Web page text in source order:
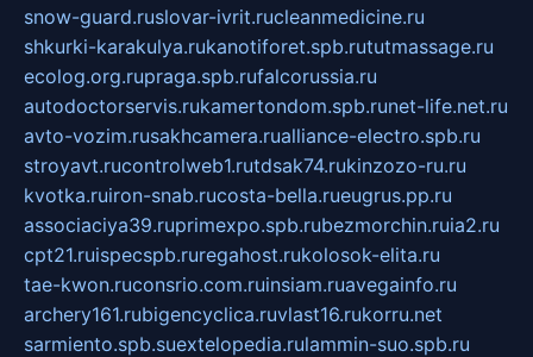
snow-guard.ruslovar-ivrit.rucleanmedicine.ru
shkurki-karakulya.rukanotiforet.spb.rututmassage.ru
ecolog.org.rupraga.spb.rufalcorussia.ru
autodoctorservis.rukamertondom.spb.runet-life.net.ru
avto-vozim.rusakhcamera.rualliance-electro.spb.ru
stroyavt.rucontrolweb1.rutdsak74.rukinzozo-ru.ru
kvotka.ruiron-snab.rucosta-bella.rueugrus.pp.ru
associaciya39.ruprimexpo.spb.rubezmorchin.ruia2.ru
cpt21.ruispecspb.ruregahost.rukolosok-elita.ru
tae-kwon.ruconsrio.com.ruinsiam.ruavegainfo.ru
archery161.rubigencyclica.ruvlast16.rukorru.net
sarmiento.spb.suextelopedia.rulammin-suo.spb.ru